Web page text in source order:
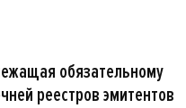
обязательному
реестров эмитентов